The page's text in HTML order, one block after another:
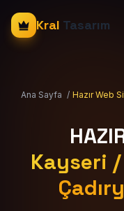
Kral Tasarım
Ana Sayfa / Hazır Web
Kayseri